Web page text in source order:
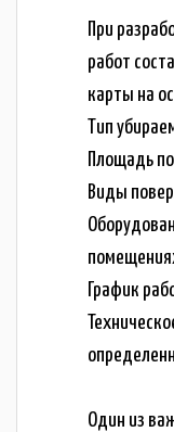
При
работ
карты на
Тип
Площадь
Виды
График
Один из